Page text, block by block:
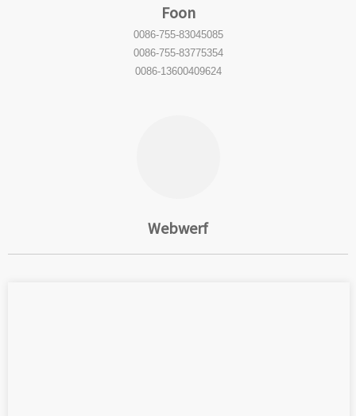
Foon
0086-755-83045085
0086-755-83775354
0086-13600409624
Webwerf